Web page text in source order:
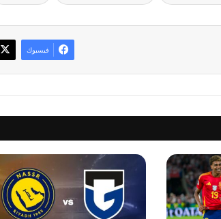
فيسبوك